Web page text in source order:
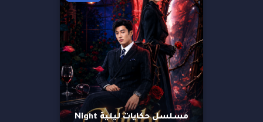
مسلسل حكايات ليلية Night